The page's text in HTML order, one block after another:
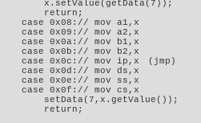
x.setValue(getData(7));
return;
case 0x08:// mov a1,x
case 0x09:// mov a2,x
case 0x0a:// mov b1,x
case 0x0b:// mov b2,x
case 0x0c:// mov ip,x　(jmp)
case 0x0d:// mov ds,x
case 0x0e:// mov ss,x
case 0x0f:// mov cs,x
setData(7,x.getValue());
return;